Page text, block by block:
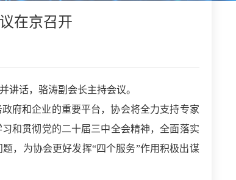
在京召开
讲话，骆涛副会长主持会议。
府和企业的重要平台，协会将全力支持专家
和贯彻党的二十届三中全会精神，全面落实
，为协会更好发挥“四个服务”作用积极出谋